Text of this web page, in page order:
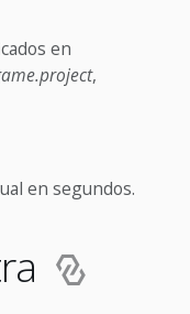
en
,
en segundos.